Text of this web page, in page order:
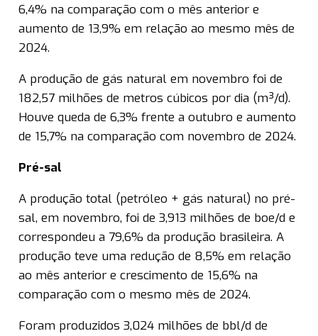
6,4% na comparação com o mês anterior e
aumento de 13,9% em relação ao mesmo mês de
2024.
A produção de gás natural em novembro foi de
182,57 milhões de metros cúbicos por dia (m³/d).
Houve queda de 6,3% frente a outubro e aumento
de 15,7% na comparação com novembro de 2024.
Pré-sal
A produção total (petróleo + gás natural) no pré-
sal, em novembro, foi de 3,913 milhões de boe/d e
correspondeu a 79,6% da produção brasileira. A
produção teve uma redução de 8,5% em relação
ao mês anterior e crescimento de 15,6% na
comparação com o mesmo mês de 2024.
Foram produzidos 3,024 milhões de bbl/d de